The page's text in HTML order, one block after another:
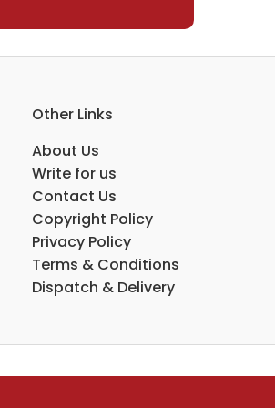
Other Links
About Us
Write for us
Contact Us
Copyright Policy
Privacy Policy
Terms & Conditions
Dispatch & Delivery